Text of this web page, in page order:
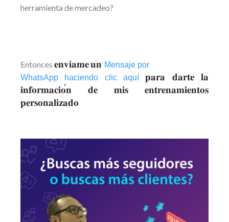
herramienta de mercadeo?
Entonces 𝐞𝐧𝐯𝐢𝐚𝐦𝐞𝐮𝐧 Mensaje por
WhatsApp haciendo clic aquí
𝐩𝐚𝐫𝐚 𝐝𝐚𝐫𝐭𝐞
𝐥𝐚
𝐢𝐧𝐟𝐨𝐫𝐦𝐚𝐜𝐢𝐨𝐧 𝐝𝐞 𝐦𝐢𝐬
𝐞𝐧𝐭𝐫𝐞𝐧𝐚𝐦𝐢𝐞𝐧𝐭𝐨𝐬
𝐩𝐞𝐫𝐬𝐨𝐧𝐚𝐥𝐢𝐳𝐚𝐝𝐨